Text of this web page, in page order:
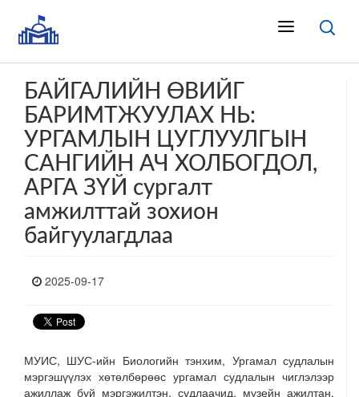
БАЙГАЛИЙН ӨВИЙГ
БАРИМТЖУУЛАХ НЬ:
УРГАМЛЫН ЦУГЛУУЛГЫН
САНГИЙН АЧ ХОЛБОГДОЛ,
АРГА ЗҮЙ сургалт
амжилттай зохион
байгуулагдлаа
2025-09-17
МУИС, ШУС-ийн Биологийн тэнхим, Ургамал судлалын
мэргэшүүлэх хөтөлбөрөөс ургамал судлалын чиглэлээр
ажиллаж буй мэргэжилтэн, судлаачид, музейн ажилтан,